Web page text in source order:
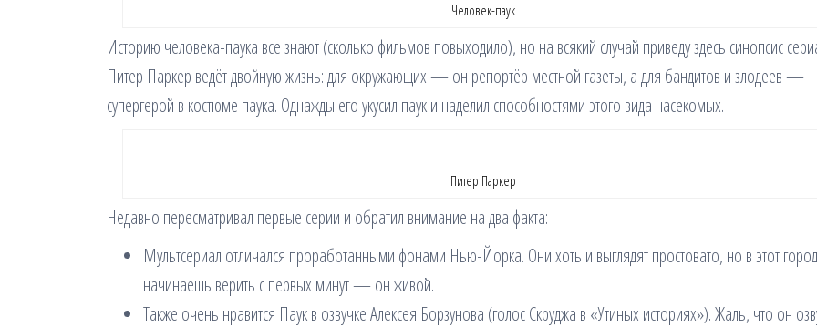
Человек-паук
Историю человека-паука все знают (сколько фильмов повыходило), но на всякий случай приведу здесь синопсис
Питер Паркер ведёт двойную жизнь: для окружающих — он репортёр местной газеты, а для бандитов и злодеев —
супергерой в костюме паука. Однажды его укусил паук и наделил способностями этого вида насекомых.
Питер Паркер
Недавно пересматривал первые серии и обратил внимание на два факта:
Мультсериал отличался проработанными фонами Нью-Йорка. Они хоть и выглядят простовато, но в этот город
начинаешь верить с первых минут — он живой.
Также очень нравится Паук в озвучке Алексея Борзунова (голос Скруджа в «Утиных историях»). Жаль, что он